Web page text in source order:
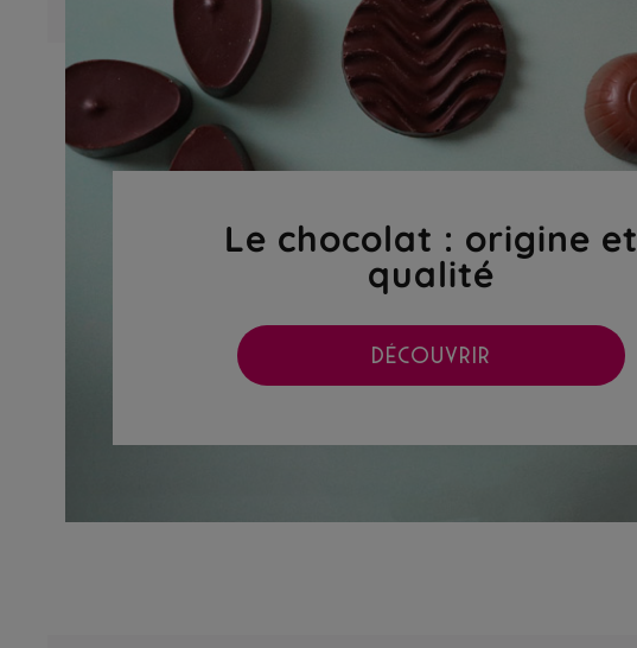
Le chocolat : origine et
qualité
DÉCOUVRIR